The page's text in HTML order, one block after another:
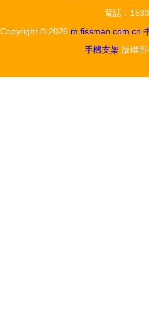
電話：
Copyright © 2026 m.fissman.com.cn
手機支架 版權所